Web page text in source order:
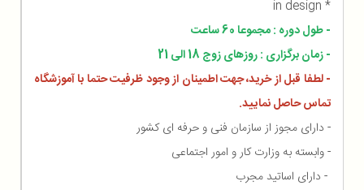
* in design
- طول دوره : مجموعا 60 ساعت
- زمان برگزاری : روزهای زوج 18 الی 21
- لطفا قبل از خرید، جهت اطمینان از وجود ظرفیت حتما با آموزشگاه
تماس حاصل نمایید.
- دارای مجوز از سازمان فنی و حرفه ای کشور
- وابسته به وزارت کار و امور اجتماعی
- دارای اساتید مجرب